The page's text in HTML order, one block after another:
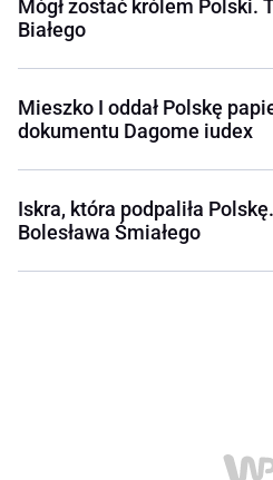
Mógł zostać królem Polski.
Białego
Mieszko I oddał Polskę
dokumentu Dagome iudex
Iskra, która podpaliła
Bolesława Śmiałego